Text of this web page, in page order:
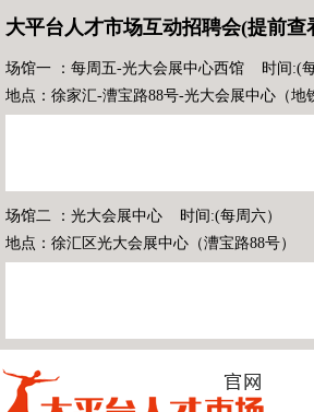
大平台人才市场互动招聘会(提前
场馆一 ：每周五-光大会展中心西馆 时间:(每
地点：徐家汇-漕宝路88号-光大会展中心（地
场馆二 ：光大会展中心 时间:(每周六）
地点：徐汇区光大会展中心（漕宝路88号）